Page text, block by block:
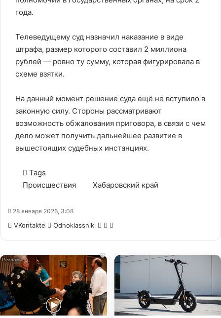
года.
Телеведущему суд назначил наказание в виде
штрафа, размер которого составил 2 миллиона
рублей — ровно ту сумму, которая фигурировала в
схеме взятки.
На данный момент решение суда ещё не вступило в
законную силу. Стороны рассматривают
возможность обжалования приговора, в связи с чем
дело может получить дальнейшее развитие в
вышестоящих судебных инстанциях.
Tags
Происшествия
Хабаровский край
28 января 2026, 3:08
VKontakte Odnoklassniki WhatsApp
Telegram
i